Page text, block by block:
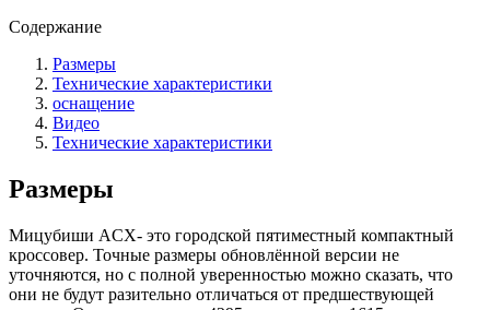
Содержание
Размеры
Технические характеристики
оснащение
Видео
Технические характеристики
Размеры
Мицубиши АCX- это городской пятиместный компактный
кроссовер. Точные размеры обновлённой версии не
уточняются, но с полной уверенностью можно сказать, что
они не будут разительно отличаться от предшествующей